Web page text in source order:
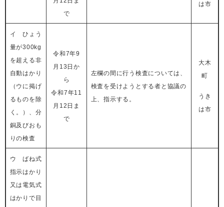
で
は市
イ ひょう
量が300kg
を超える非
自動はかり
（ウに掲げ
るものを除
く。）、分
銅及びおも
りの検査
令和7年9
月13日か
ら
令和7年11
月12日ま
で
左欄の間に行う検査については、
検査を受けようとする者と協議の
上、指示する。
大木
町​
うき
は市
ウ ばね式
指示はかり
又は電気式
はかりで目